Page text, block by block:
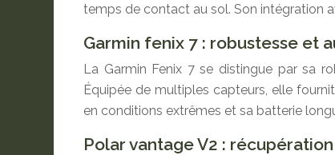
temps de contact au sol. Son intégration
Garmin fenix 7 : robustesse et
La Garmin Fenix 7 se distingue par sa
Équipée de multiples capteurs, elle
en conditions extrêmes et sa batterie
Polar vantage V2 :